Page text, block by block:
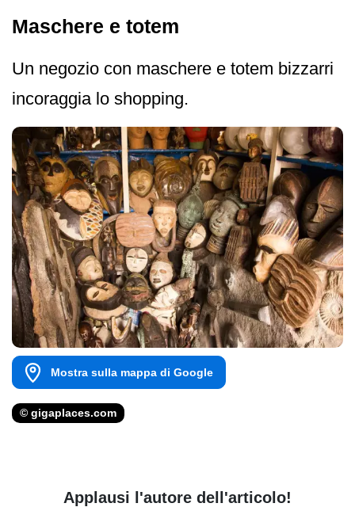
Maschere e totem
Un negozio con maschere e totem bizzarri
incoraggia lo shopping.
Mostra sulla mappa di Google
© gigaplaces.com
Applausi l'autore dell'articolo!